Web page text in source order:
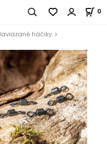
0
háčiky